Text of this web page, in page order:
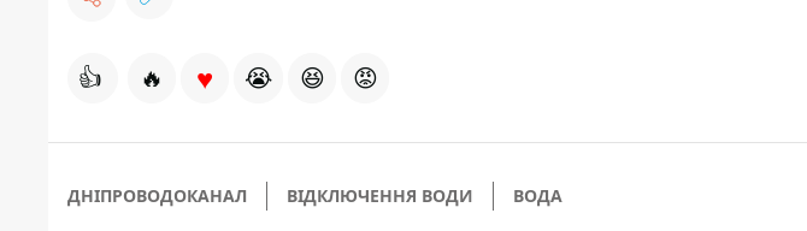
👍 🔥 ♥ 😭 😆 😡
ДНІПРОВОДОКАНАЛ ВІДКЛЮЧЕННЯ ВОДИ ВОДА